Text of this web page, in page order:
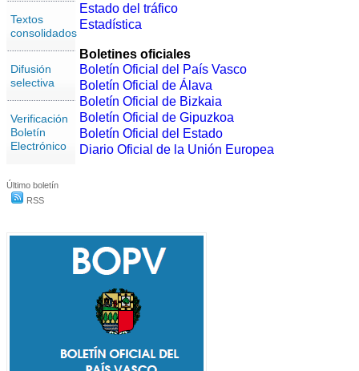
Textos
consolidados
Difusión
selectiva
Verificación
Boletín
Electrónico
Último boletín
RSS
Estado del tráfico
Estadística
Boletines oficiales
Boletín Oficial del País Vasco
Boletín Oficial de Álava
Boletín Oficial de Bizkaia
Boletín Oficial de Gipuzkoa
Boletín Oficial del Estado
Diario Oficial de la Unión Europea